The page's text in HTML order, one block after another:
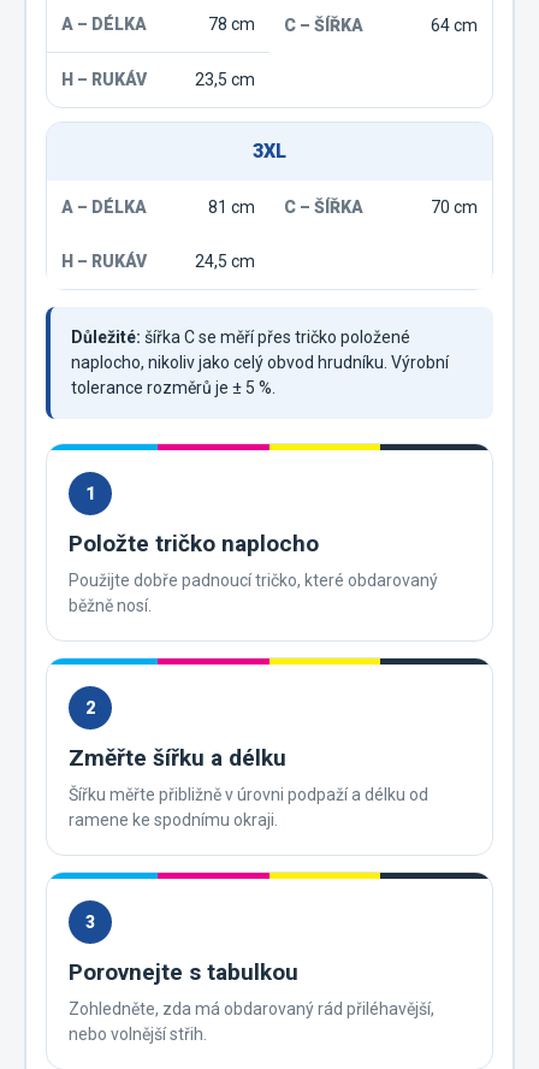
78 cm 64 cm
23,5 cm
3XL
81 cm 70 cm
24,5 cm
Důležité: šířka C se měří přes tričko položené
naplocho, nikoliv jako celý obvod hrudníku. Výrobní
tolerance rozměrů je ± 5 %.
1
Položte tričko naplocho
Použijte dobře padnoucí tričko, které obdarovaný
běžně nosí.
2
Změřte šířku a délku
Šířku měřte přibližně v úrovni podpaží a délku od
ramene ke spodnímu okraji.
3
Porovnejte s tabulkou
Zohledněte, zda má obdarovaný rád přiléhavější,
nebo volnější střih.